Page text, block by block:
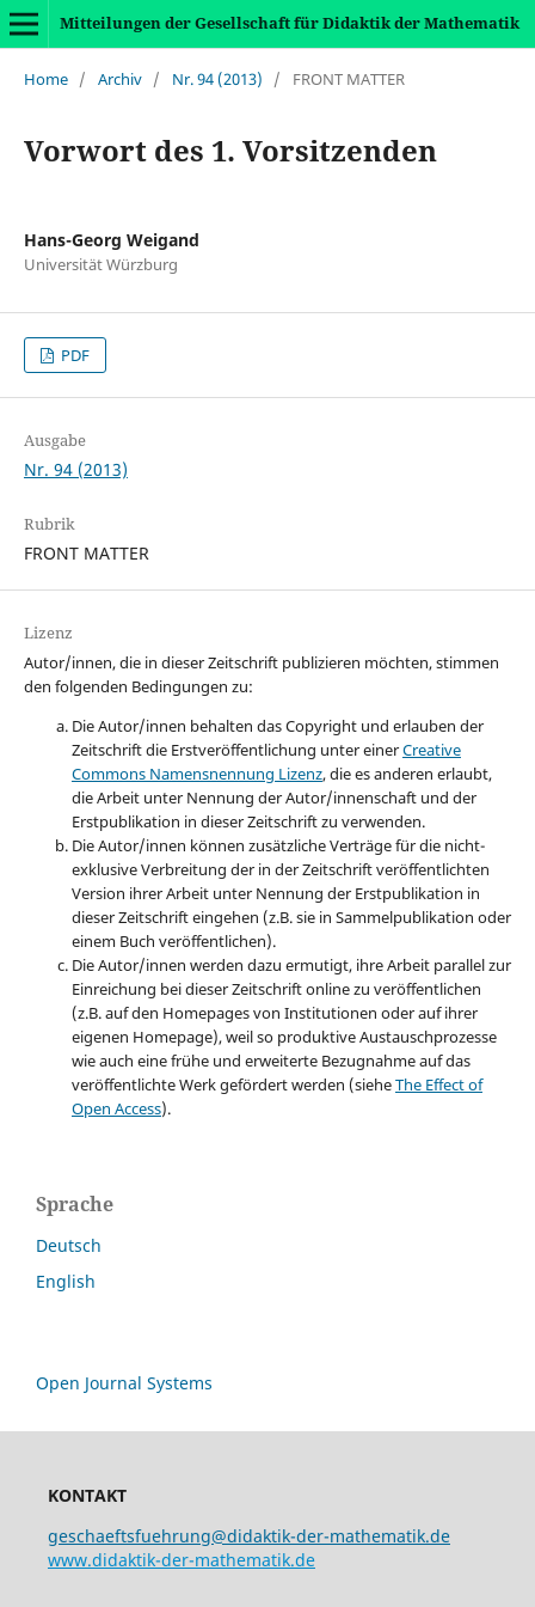
Mitteilungen der Gesellschaft für Didaktik der Mathematik
Home / Archiv / Nr. 94 (2013) / FRONT MATTER
Vorwort des 1. Vorsitzenden
Hans-Georg Weigand
Universität Würzburg
PDF
Ausgabe
Nr. 94 (2013)
Rubrik
FRONT MATTER
Lizenz
Autor/innen, die in dieser Zeitschrift publizieren möchten, stimmen
den folgenden Bedingungen zu:
Die Autor/innen behalten das Copyright und erlauben der
Zeitschrift die Erstveröffentlichung unter einerCreative
Commons Namensnennung Lizenz, die es anderen erlaubt,
die Arbeit unter Nennung der Autor/innenschaft und der
Erstpublikation in dieser Zeitschrift zu verwenden.
Die Autor/innen können zusätzliche Verträge für die nicht-
exklusive Verbreitung der in der Zeitschrift veröffentlichten
Version ihrer Arbeit unter Nennung der Erstpublikation in
dieser Zeitschrift eingehen (z.B. sie in Sammelpublikation oder
einem Buch veröffentlichen).
Die Autor/innen werden dazu ermutigt, ihre Arbeit parallel zur
Einreichung bei dieser Zeitschrift online zu veröffentlichen
(z.B. auf den Homepages von Institutionen oder auf ihrer
eigenen Homepage), weil so produktive Austauschprozesse
wie auch eine frühe und erweiterte Bezugnahme auf das
veröffentlichte Werk gefördert werden (sieheThe Effect of
Open Access).
Sprache
Deutsch
English
Open Journal Systems
KONTAKT
geschaeftsfuehrung@didaktik-der-mathematik.de
www.didaktik-der-mathematik.de